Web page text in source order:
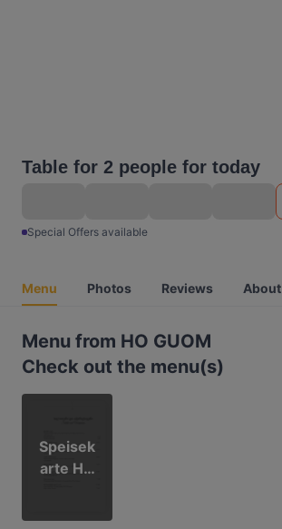
Table for 2 people for today
Special Offers available
Menu Photos Reviews About
Menu from HO GUOM
Check out the menu(s)
Speisek
arte HO